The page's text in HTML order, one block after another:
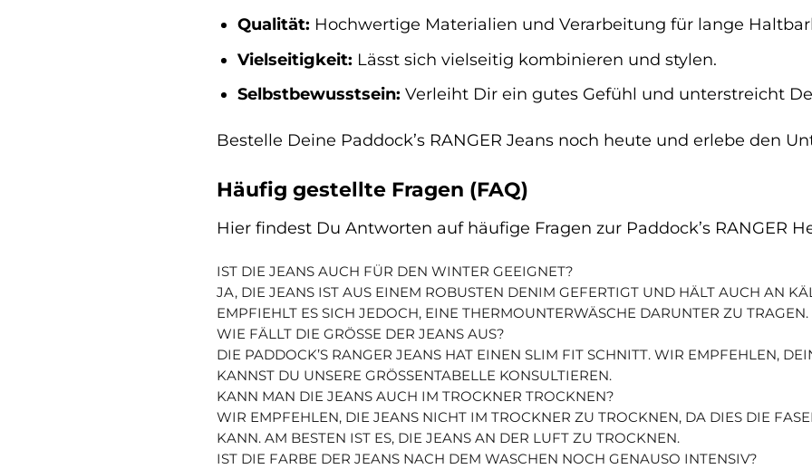
Qualität: Hochwertige Materialien und Verarbeitung für lange
Vielseitigkeit: Lässt sich vielseitig kombinieren und stylen.
Selbstbewusstsein: Verleiht Dir ein gutes Gefühl und unterstreicht
Bestelle Deine Paddock’s RANGER Jeans noch heute und erlebe den
Häufig gestellte Fragen (FAQ)
Hier findest Du Antworten auf häufige Fragen zur Paddock’s RANGER
IST DIE JEANS AUCH FÜR DEN WINTER GEEIGNET?
JA, DIE JEANS IST AUS EINEM ROBUSTEN DENIM GEFERTIGT UND HÄLT AUCH AN
EMPFIEHLT ES SICH JEDOCH, EINE THERMOUNTERWÄSCHE DARUNTER ZU TRAGEN.
WIE FÄLLT DIE GRÖSSE DER JEANS AUS?
DIE PADDOCK’S RANGER JEANS HAT EINEN SLIM FIT SCHNITT. WIR EMPFEHLEN,
ANNST DU UNSERE GRÖSSENTABELLE KONSULTIEREN.
KANN MAN DIE JEANS AUCH IM TROCKNER TROCKNEN?
WIR EMPFEHLEN, DIE JEANS NICHT IM TROCKNER ZU TROCKNEN, DA DIES DIE
KANN. AM BESTEN IST ES, DIE JEANS AN DER LUFT ZU TROCKNEN.
IST DIE FARBE DER JEANS NACH DEM WASCHEN NOCH GENAUSO INTENSIV?